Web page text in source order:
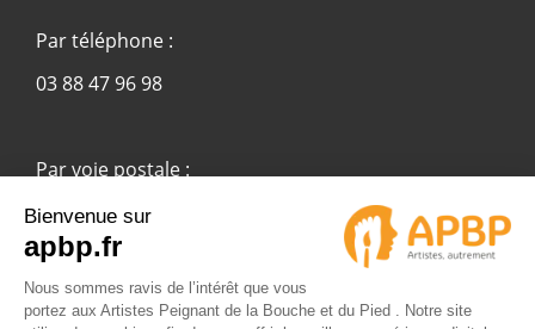
Par téléphone :
03 88 47 96 98
Par voie postale :
APBP
37 route Ecospace - Molsheim
67955 Strasbourg Cedex 9